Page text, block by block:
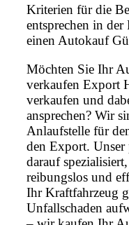
Kriterien für die
entsprechen in
einen Autokauf
Möchten Sie Ihr
verkaufen Export
verkaufen und
ansprechen? Wir
Anlaufstelle für
den Export. Unser
darauf
reibungslos und
Ihr Kraftfahrzeug
Unfallschaden